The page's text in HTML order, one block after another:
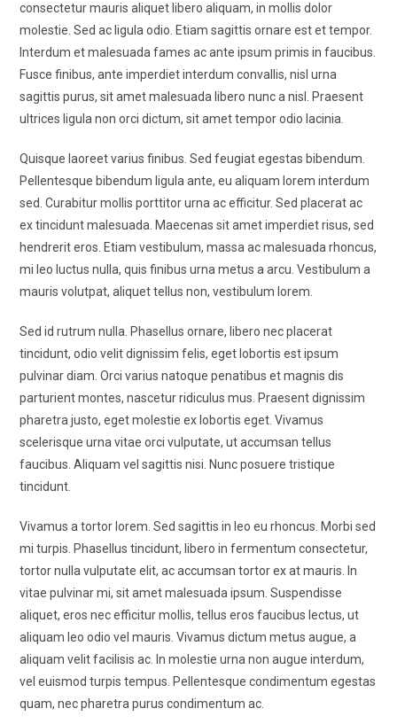
consectetur mauris aliquet libero aliquam, in mollis dolor
molestie. Sed ac ligula odio. Etiam sagittis ornare est et tempor.
Interdum et malesuada fames ac ante ipsum primis in faucibus.
Fusce finibus, ante imperdiet interdum convallis, nisl urna
sagittis purus, sit amet malesuada libero nunc a nisl. Praesent
ultrices ligula non orci dictum, sit amet tempor odio lacinia.
Quisque laoreet varius finibus. Sed feugiat egestas bibendum.
Pellentesque bibendum ligula ante, eu aliquam lorem interdum
sed. Curabitur mollis porttitor urna ac efficitur. Sed placerat ac
ex tincidunt malesuada. Maecenas sit amet imperdiet risus, sed
hendrerit eros. Etiam vestibulum, massa ac malesuada rhoncus,
mi leo luctus nulla, quis finibus urna metus a arcu. Vestibulum a
mauris volutpat, aliquet tellus non, vestibulum lorem.
Sed id rutrum nulla. Phasellus ornare, libero nec placerat
tincidunt, odio velit dignissim felis, eget lobortis est ipsum
pulvinar diam. Orci varius natoque penatibus et magnis dis
parturient montes, nascetur ridiculus mus. Praesent dignissim
pharetra justo, eget molestie ex lobortis eget. Vivamus
scelerisque urna vitae orci vulputate, ut accumsan tellus
faucibus. Aliquam vel sagittis nisi. Nunc posuere tristique
tincidunt.
Vivamus a tortor lorem. Sed sagittis in leo eu rhoncus. Morbi sed
mi turpis. Phasellus tincidunt, libero in fermentum consectetur,
tortor nulla vulputate elit, ac accumsan tortor ex at mauris. In
vitae pulvinar mi, sit amet malesuada ipsum. Suspendisse
aliquet, eros nec efficitur mollis, tellus eros faucibus lectus, ut
aliquam leo odio vel mauris. Vivamus dictum metus augue, a
aliquam velit facilisis ac. In molestie urna non augue interdum,
vel euismod turpis tempus. Pellentesque condimentum egestas
quam, nec pharetra purus condimentum ac.